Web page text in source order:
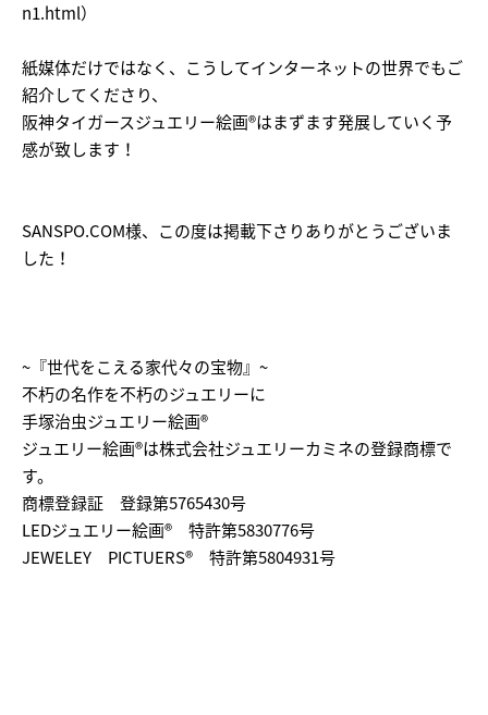
n1.html）
紙媒体だけではなく、こうしてインターネットの世界でもご
紹介してくださり、
阪神タイガースジュエリー絵画®はまずます発展していく予
感が致します！
SANSPO.COM様、この度は掲載下さりありがとうございま
した！
~『世代をこえる家代々の宝物』~
不朽の名作を不朽のジュエリーに
手塚治虫ジュエリー絵画®
ジュエリー絵画®は株式会社ジュエリーカミネの登録商標で
す。
商標登録証 登録第5765430号
LEDジュエリー絵画® 特許第5830776号
JEWELEY PICTUERS® 特許第5804931号